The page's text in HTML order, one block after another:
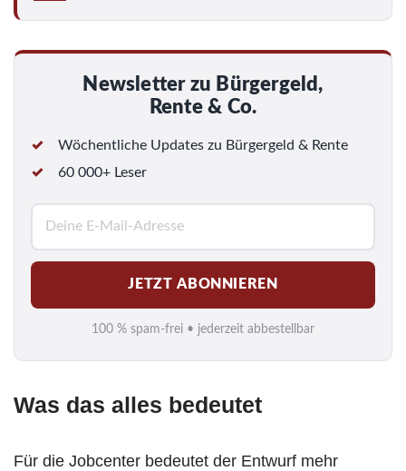
Newsletter zu Bürgergeld,
Rente & Co.
Wöchentliche Updates zu Bürgergeld & Rente
60 000+ Leser
M
a
i
l
*
JETZT ABONNIEREN
100 % spam-frei • jederzeit abbestellbar
Was das alles bedeutet
Für die Jobcenter bedeutet der Entwurf mehr